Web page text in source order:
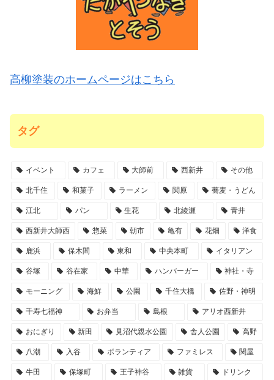
高柳塗装のホームページはこちら
タグ
イベント カフェ 大師前 西新井 その他
北千住 和菓子 ラーメン 関原 蕎麦・うどん
江北 パン 生花 北綾瀬 青井
西新井大師西 惣菜 朝市 亀有 花畑 洋食
鹿浜 保木間 東和 中央本町 イタリアン
谷塚 谷在家 中華 ハンバーガー 神社・寺
モーニング 海鮮 公園 千住大橋 佐野・神明
千寿七福神 お弁当 島根 アリオ西新井
おにぎり 新田 見沼代親水公園 舎人公園 高野
八潮 入谷 ボランティア ファミレス 関屋
牛田 保塚町 王子神谷 雑貨 ドリンク